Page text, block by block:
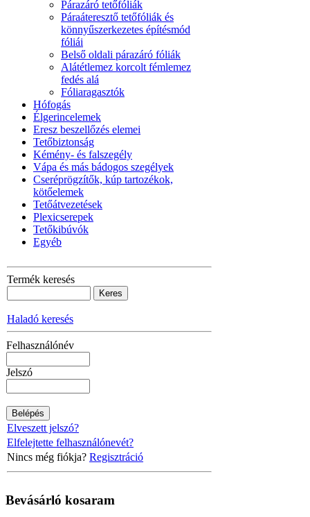
Párazáró tetőfóliák
Páraáteresztő tetőfóliák és
könnyűszerkezetes építésmód
fóliái
Belső oldali párazáró fóliák
Alátétlemez korcolt fémlemez
fedés alá
Fóliaragasztók
Hófogás
Élgerincelemek
Eresz beszellőzés elemei
Tetőbiztonság
Kémény- és falszegély
Vápa és más bádogos szegélyek
Cseréprögzítők, kúp tartozékok,
kötőelemek
Tetőátvezetések
Plexicserepek
Tetőkibúvók
Egyéb
Termék keresés
Haladó keresés
Felhasználónév
Jelszó
Elveszett jelszó?
Elfelejtette felhasználónevét?
Nincs még fiókja? Regisztráció
Bevásárló kosaram